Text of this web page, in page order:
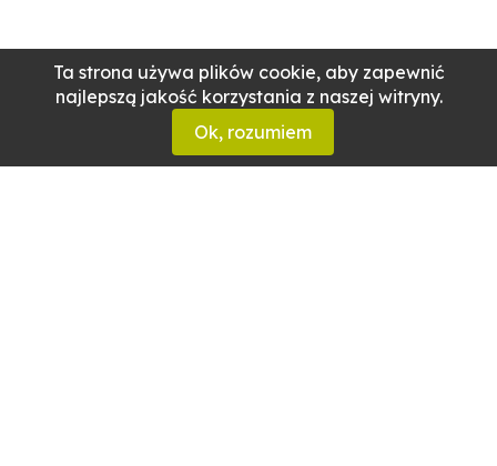
Ta strona używa plików cookie, aby zapewnić
najlepszą jakość korzystania z naszej witryny.
Ok, rozumiem